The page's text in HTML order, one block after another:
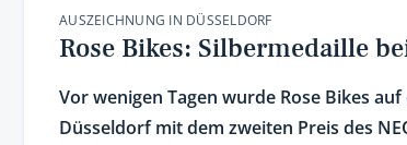
AUSZEICHNUNG IN DÜSSELDORF
Rose Bikes: Silbermedaille
Vor wenigen Tagen wurde Rose Bikes
Düsseldorf mit dem zweiten Preis des